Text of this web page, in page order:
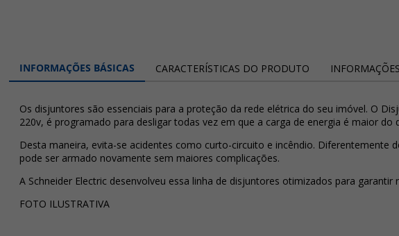
INFORMAÇÕES BÁSICAS CARACTERÍSTICAS DO PRODUTO
Os disjuntores são essenciais para a proteção da rede elétrica do seu imóvel. O
220v, é programado para desligar todas vez em que a carga de energia é maior do
Desta maneira, evita-se acidentes como curto-circuito e incêndio.
pode ser armado novamente sem maiores complicações.
A Schneider Electric desenvolveu essa linha de disjuntores otimizados para garantir
FOTO ILUSTRATIVA